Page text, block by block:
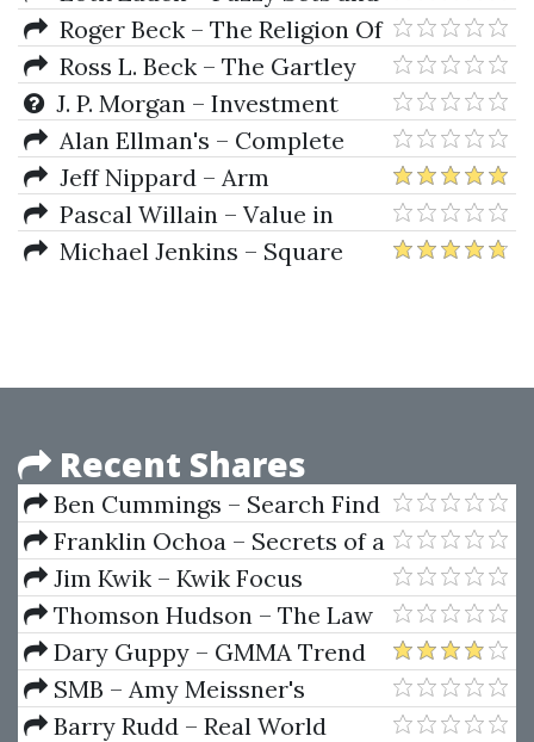
Fuzzy Information Granulation
Theory
Roger Beck – The Religion Of
The Mithras Cult In The Roman
Empire
Ross L. Beck – The Gartley
Trading Method: New
Techniques To Profit from the
Markets Most Powerful
Formation
J. P. Morgan – Investment
Strategies Series
Alan Ellman's – Complete
Encyclopedia For Covered Call
Writing
Jeff Nippard – Arm
Hypertrophy Program
Pascal Willain – Value in
Time (Better Trading Through
Michael Jenkins – Square
Recent Shares
Ben Cummings – Search Find
BuyFranklin Ochoa – Secrets of a
Pivot Boss. Revealing Proven
Methods for Profiting in The
Market
Jim Kwik – Kwik Focus
Blueprint
Thomson Hudson – The Law
Of Psychic Phenomena
Dary Guppy – GMMA Trend
Volatility Management
SMB – Amy Meissner's
Asymmetrical Iron Condor
Barry Rudd – Real World